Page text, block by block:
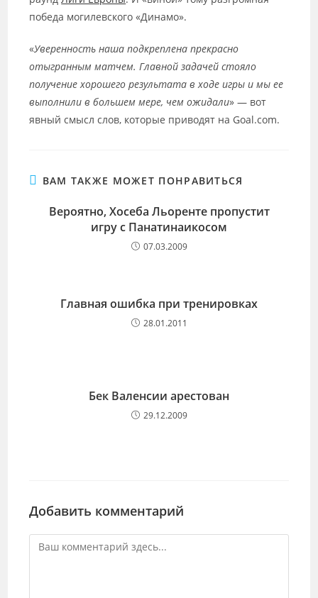
победа могилевского «Динамо».
«Уверенность наша подкреплена прекрасно
отыгранным матчем. Главной задачей стояло
получение хорошего результата в ходе игры и мы ее
выполнили в большем мере, чем ожидали» — вот
явный смысл слов, которые приводят на Goal.com.
ВАМ ТАКЖЕ МОЖЕТ ПОНРАВИТЬСЯ
Вероятно, Хосеба Льоренте пропустит
игру с Панатинаикосом
07.03.2009
Главная ошибка при тренировках
28.01.2011
Бек Валенсии арестован
29.12.2009
Добавить комментарий
Комментарий